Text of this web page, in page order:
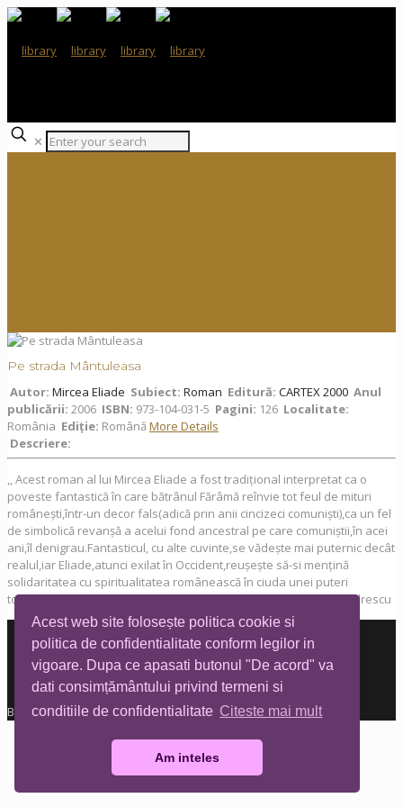
Acest web site folosește politica cookie si
politica de confidentialitate conform legilor in
vigoare. Dupa ce apasati butonul "De acord" va
dati consimțământului privind termeni si
conditiile de confidentialitate Citeste mai mult
Am inteles
✕
Pe strada Mântuleasa
Autor: Mircea Eliade Subiect: Roman Editură: CARTEX 2000 Anul
publicării: 2006 ISBN: 973-104-031-5 Pagini: 126 Localitate:
România Ediţie: Română More Details
Descriere:
,, Acest roman al lui Mircea Eliade a fost tradițional interpretat ca o
poveste fantastică în care bătrânul Fărâmă reînvie tot feul de mituri
românești,într-un decor fals(adică prin anii cincizeci comuniști),ca un fel
de simbolică revanșă a acelui fond ancestral pe care comuniștii,în acei
ani,îl denigrau.Fantasticul, cu alte cuvinte,se vădește mai puternic decât
realul,iar Eliade,atunci exilat în Occident,reușește să-si mențină
solidaritatea cu spiritualitatea românească în ciuda unei puteri
totalitare care dorea să distrugă și spiritul și exilul.” Sorin Alexandrescu
Biblioteca Tia Mare © All rights reserved